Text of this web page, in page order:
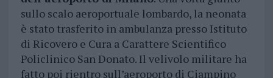
sullo scalo aeroportuale lombardo, la neonata
è stato trasferito in ambulanza presso Istituto
di Ricovero e Cura a Carattere Scientifico
Policlinico San Donato. Il velivolo militare ha
fatto poi rientro sull’aeroporto di Ciampino